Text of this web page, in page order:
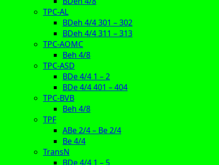
TPC-AL
BDeh 4/4 301 – 302
BDeh 4/4 311 – 313
TPC-AOMC
Beh 4/8
TPC-ASD
BDe 4/4 1 – 2
BDe 4/4 401 – 404
TPC-BVB
Beh 4/8
TPF
ABe 2/4 – Be 2/4
Be 4/4
TransN
BDe 4/4 1 – 5